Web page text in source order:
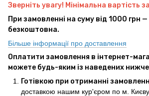
Зверніть увагу! Мінімальна вартість
При замовленні на суму від 1000 грн
безкоштовна.
Більше інформації про доставлення
Оплатити замовлення в інтернет-
можете будь-яким із наведених нижче
Готівкою при отриманні
доставкою нашим кур'єром по м.